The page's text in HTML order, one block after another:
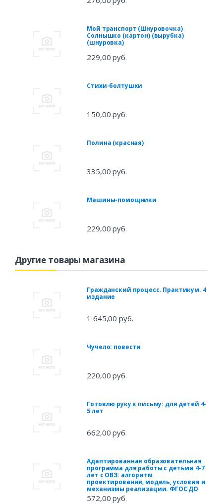
Мой транспорт (Шнуровочка)
Солнышко (картон) (вырубка)
(шнуровка)
229,00 руб.
Стихи-болтушки
150,00 руб.
Полина (красная)
335,00 руб.
Машины-помощники
229,00 руб.
Другие товары магазина
Гражданский процесс. Практикум. 4
издание
1 645,00 руб.
Чучело: повести
220,00 руб.
Готовлю руку к письму: для детей 4-
5 лет
662,00 руб.
Адаптированная образовательная
программа для работы с детьми 4-7
лет с ОВЗ: алгоритм
проектирования, модель, условия и
механизмы реализации. ФГОС ДО
572,00 руб.